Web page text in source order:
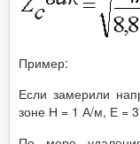
Пример:
Если замерили
зоне Н = 1 А/м, Е =